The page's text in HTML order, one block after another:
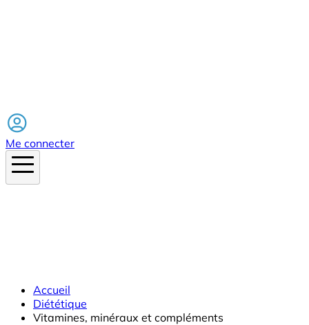
Me connecter
Accueil
Diététique
Vitamines, minéraux et compléments